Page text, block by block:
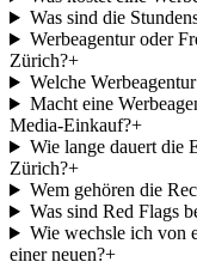
Was sind die
Werbeagentur oder
Zürich?+
Welche
Macht eine
Media-Einkauf?+
Wie lange dauert die
Zürich?+
Wem gehören die
Was sind Red Flags
Wie wechsle ich von
einer neuen?+